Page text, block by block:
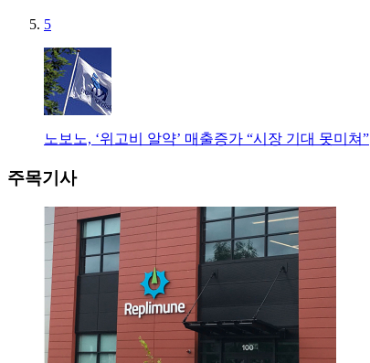
5
노보노, ‘위고비 알약’ 매출증가 “시장 기대 못미쳐”
주목기사